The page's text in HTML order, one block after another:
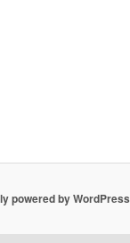
powered by WordPress